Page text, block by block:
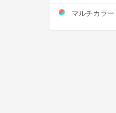
マルチカラー